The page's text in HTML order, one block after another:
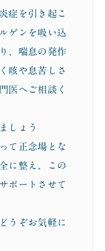
症を引き起こ
ゲンを吸い込
、喘息の発作
咳や息苦しさ
医へご相談く
しょう
て正念場とな
に整え、この
ポートさせて
うぞお気軽に